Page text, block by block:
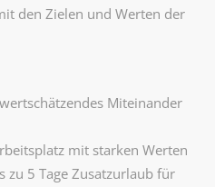
den Zielen und Werten der
Miteinander
mit starken Werten
zu 5 Tage Zusatzurlaub für